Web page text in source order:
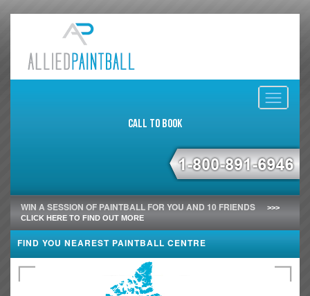
Toggle
Call to Book
WIN A SESSION OF PAINTBALL FOR YOU AND 10 FRIENDS
>>>
CLICK HERE TO FIND OUT MORE
FIND YOU NEAREST PAINTBALL CENTRE